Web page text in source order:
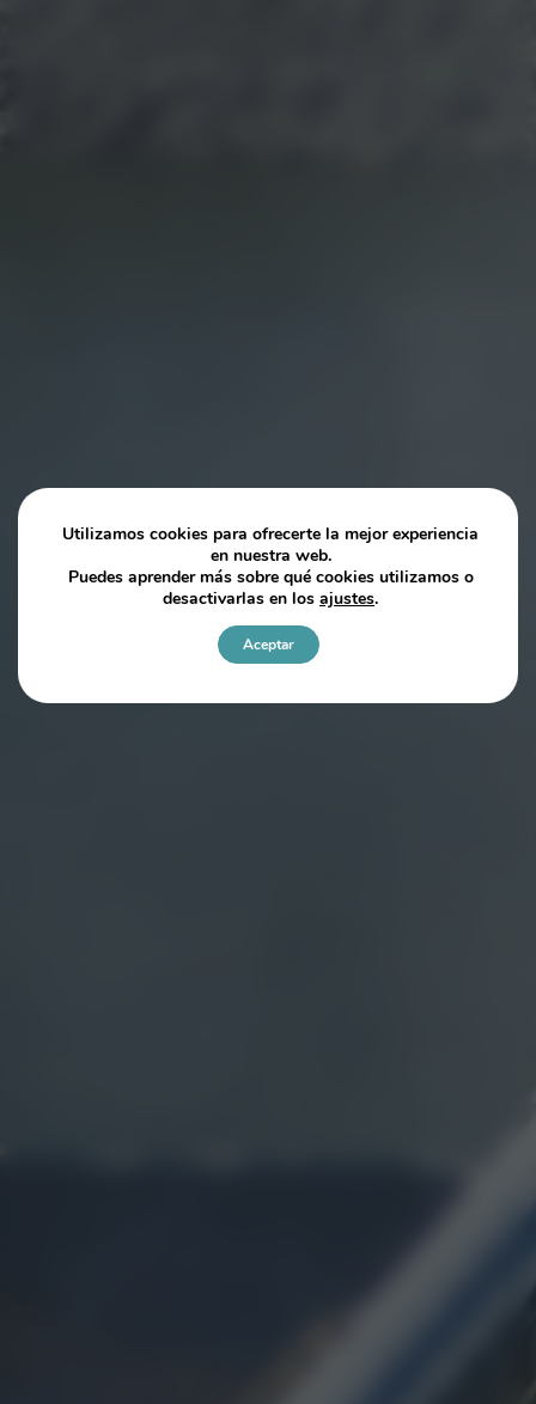
Utilizamos cookies para ofrecerte la mejor experiencia
en nuestra web.
Puedes aprender más sobre qué cookies utilizamos o
desactivarlas en los ajustes.
Aceptar